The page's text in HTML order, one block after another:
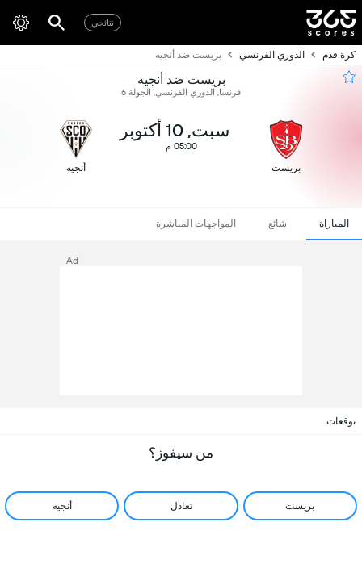
نتائجي
كرة قدم الدوري الفرنسي بريست ضد أنجيه
بريست ضد أنجيه
فرنسا, الدوري الفرنسي, الجولة 6
بريست
سبت, 10 أكتوبر
05:00 م
أنجيه
المباراة شائع المواجهات المباشرة
Ad
توقعات
من سيفوز؟
بريست تعادل أنجيه